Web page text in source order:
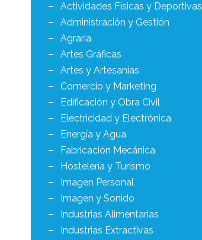
Actividades Físicas y Deportivas
Administración y Gestión
Agraria
Artes Gráficas
Artes y Artesanías
Comercio y Marketing
Edificación y Obra Civil
Electricidad y Electrónica
Energía y Agua
Fabricación Mecánica
Hostelería y Turismo
Imagen Personal
Imagen y Sonido
Industrias Alimentarias
Industrias Extractivas